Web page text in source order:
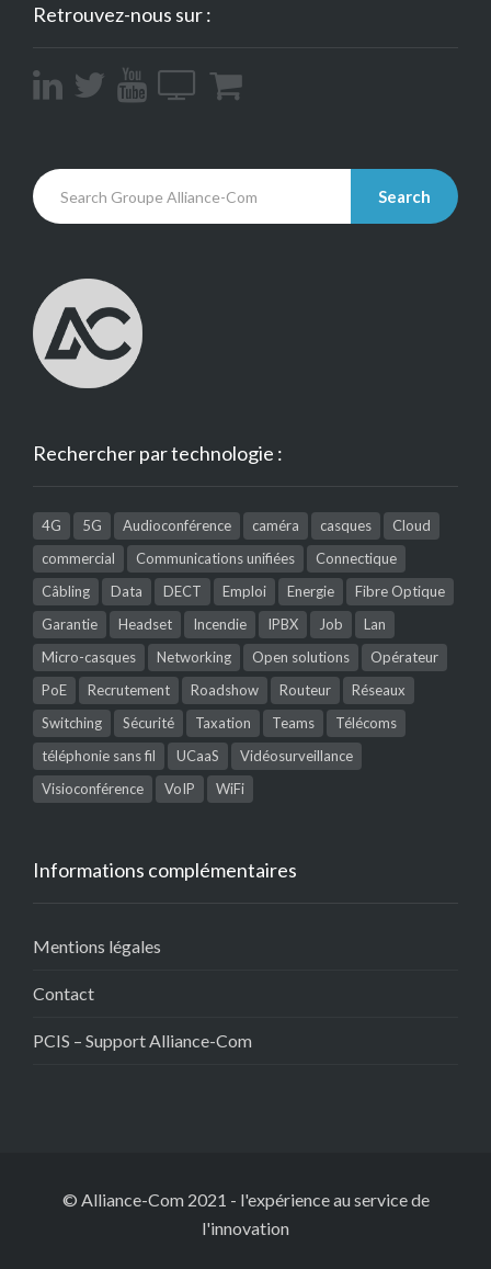
Retrouvez-nous sur :
Search
Rechercher par technologie :
4G 5G Audioconférence caméra casques
Cloud
commercial
Communications unifiées
Connectique
Câbling
Data DECT Emploi Energie
Fibre Optique
Garantie
Headset Incendie IPBX Job
Lan
Micro-casques
Networking Open solutions
Opérateur
PoE
Recrutement Roadshow Routeur
Réseaux
Switching
Sécurité Taxation Teams
Télécoms
téléphonie sans fil
UCaaS
Vidéosurveillance
Visioconférence
VoIP WiFi
Informations complémentaires
Mentions légales
Contact
PCIS – Support Alliance-Com
© Alliance-Com 2021 - l'expérience au service de
l'innovation